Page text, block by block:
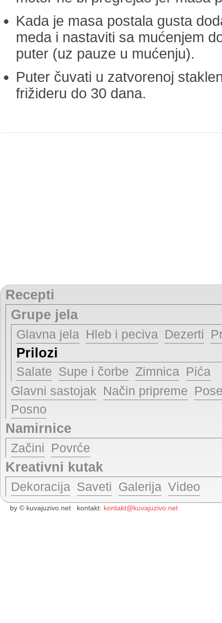
Kada je masa postala gusta
meda i nastaviti sa mućenjem
puter (uz pauze u mućenju).
Puter čuvati u zatvorenoj
frižideru do 30 dana.
Recepti
Grupe jela
Glavna jela Hleb i peciva Dezerti
Prilozi
Salate Supe i čorbe Zimnica Pića
Glavni sastojak Način pripreme
Posno
Namirnice
Začini Povrće
Kreativni kutak
Dekoracija Saveti Galerija Video
by © kuvajuzivo.net kontakt: kontakt@kuvajuzivo.net